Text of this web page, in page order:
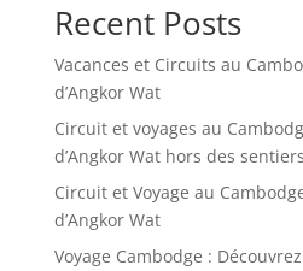
Recent Posts
Vacances et Circuits au
d’Angkor Wat
Circuit et voyages au
d’Angkor Wat hors des
Circuit et Voyage au
d’Angkor Wat
Voyage Cambodge :